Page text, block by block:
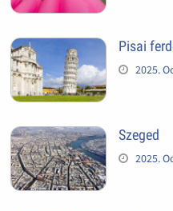
Pisai
2025.
Szeged
2025.